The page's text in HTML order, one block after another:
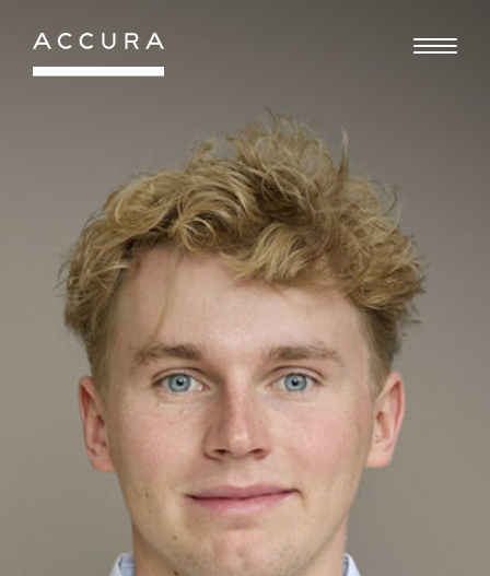
Gå
indhold